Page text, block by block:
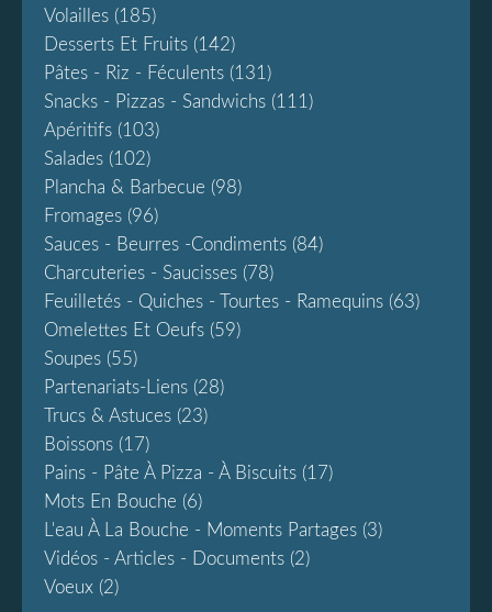
Volailles (185)
Desserts Et Fruits (142)
Pâtes - Riz - Féculents (131)
Snacks - Pizzas - Sandwichs (111)
Apéritifs (103)
Salades (102)
Plancha & Barbecue (98)
Fromages (96)
Sauces - Beurres -condiments (84)
Charcuteries - Saucisses (78)
Feuilletés - Quiches - Tourtes - Ramequins (63)
Omelettes Et Oeufs (59)
Soupes (55)
Partenariats-Liens (28)
Trucs & Astuces (23)
Boissons (17)
Pains - Pâte À Pizza - À Biscuits (17)
Mots En Bouche (6)
L'eau À La Bouche - Moments Partages (3)
Vidéos - Articles - Documents (2)
Voeux (2)